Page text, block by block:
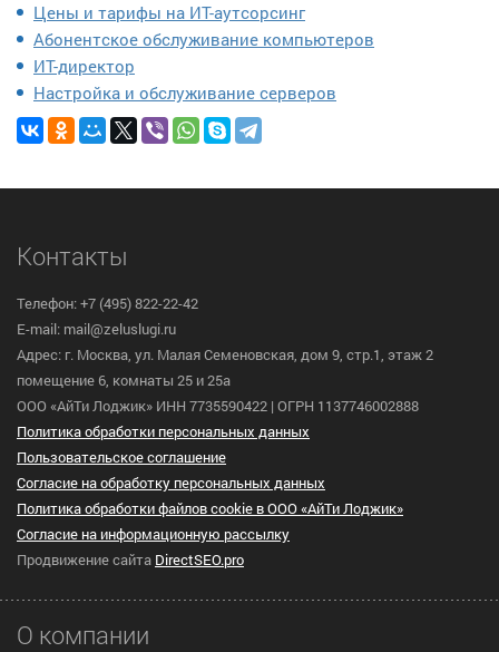
Цены и тарифы на ИТ-аутсорсинг
Абонентское обслуживание компьютеров
ИТ-директор
Настройка и обслуживание серверов
Контакты
Телефон: +7 (495) 822-22-42
E-mail: mail@zeluslugi.ru
Адрес: г. Москва, ул. Малая Семеновская, дом 9, стр.1, этаж 2
помещение 6, комнаты 25 и 25а
ООО «АйТи Лоджик» ИНН 7735590422 | ОГРН 1137746002888
Политика обработки персональных данных
Пользовательское cоглашение
Согласие на обработку персональных данных
Политика обработки файлов cookie в ООО «АйТи Лоджик»
Согласие на информационную рассылку
Продвижение сайта DirectSEO.pro
О компании